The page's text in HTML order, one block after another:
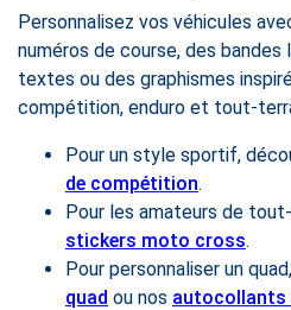
Personnalisez vos véhicules
numéros de course, des
textes ou des graphismes
compétition, enduro et tout-
Pour un style sportif,
de compétition.
Pour les amateurs de
stickers moto cross.
Pour personnaliser un
quad ou nos autocollants